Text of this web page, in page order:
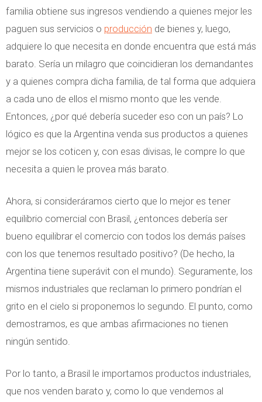
familia obtiene sus ingresos vendiendo a quienes mejor les
paguen sus servicios o producción de bienes y, luego,
adquiere lo que necesita en donde encuentra que está más
barato. Sería un milagro que coincidieran los demandantes
y a quienes compra dicha familia, de tal forma que adquiera
a cada uno de ellos el mismo monto que les vende.
Entonces, ¿por qué debería suceder eso con un país? Lo
lógico es que la Argentina venda sus productos a quienes
mejor se los coticen y, con esas divisas, le compre lo que
necesita a quien le provea más barato.
Ahora, si consideráramos cierto que lo mejor es tener
equilibrio comercial con Brasil, ¿entonces debería ser
bueno equilibrar el comercio con todos los demás países
con los que tenemos resultado positivo? (De hecho, la
Argentina tiene superávit con el mundo). Seguramente, los
mismos industriales que reclaman lo primero pondrían el
grito en el cielo si proponemos lo segundo. El punto, como
demostramos, es que ambas afirmaciones no tienen
ningún sentido.
Por lo tanto, a Brasil le importamos productos industriales,
que nos venden barato y, como lo que vendemos al